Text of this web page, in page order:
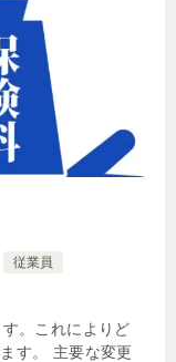
従業員
。これによりど
す。 主要な変更